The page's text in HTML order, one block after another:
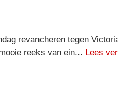
revancheren tegen
reeks van ein... Lees